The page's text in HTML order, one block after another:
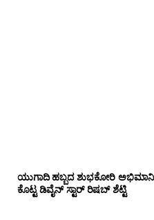
ಯುಗಾದಿ ಹಬ್ಬದ ಶುಭಕೋರಿ
ಕೊಟ್ಟ ಡಿವೈನ್ ಸ್ಟಾರ್ ರಿಷಬ್ ಶೆಟ್ಟಿ